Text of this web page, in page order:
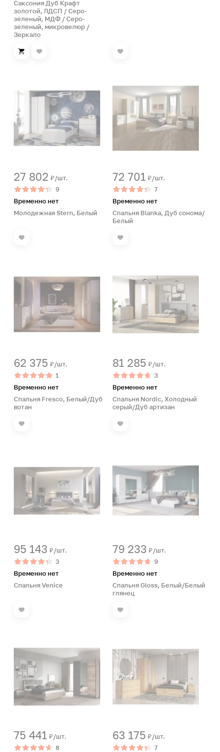
Саксония Дуб Крафт
золотой, ЛДСП / Серо-
зеленый, МДФ / Серо-
зеленый, микровелюр /
Зеркало
27 802 ₽/шт.
9
Временно нет
Молодежная Stern, Белый
72 701 ₽/шт.
7
Временно нет
Спальня Blanka, Дуб сонома/
Белый
62 375 ₽/шт.
1
Временно нет
Спальня Fresco, Белый/Дуб
вотан
81 285 ₽/шт.
3
Временно нет
Спальня Nordic, Холодный
серый/Дуб артизан
95 143 ₽/шт.
3
Временно нет
Спальня Venice
79 233 ₽/шт.
9
Временно нет
Спальня Gloss, Белый/Белый
глянец
75 441 ₽/шт.
8
63 175 ₽/шт.
7